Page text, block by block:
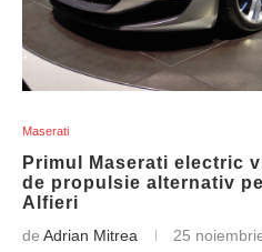
Maserati
Primul Maserati electric
de propulsie alternativ
Alfieri
de Adrian Mitrea 25